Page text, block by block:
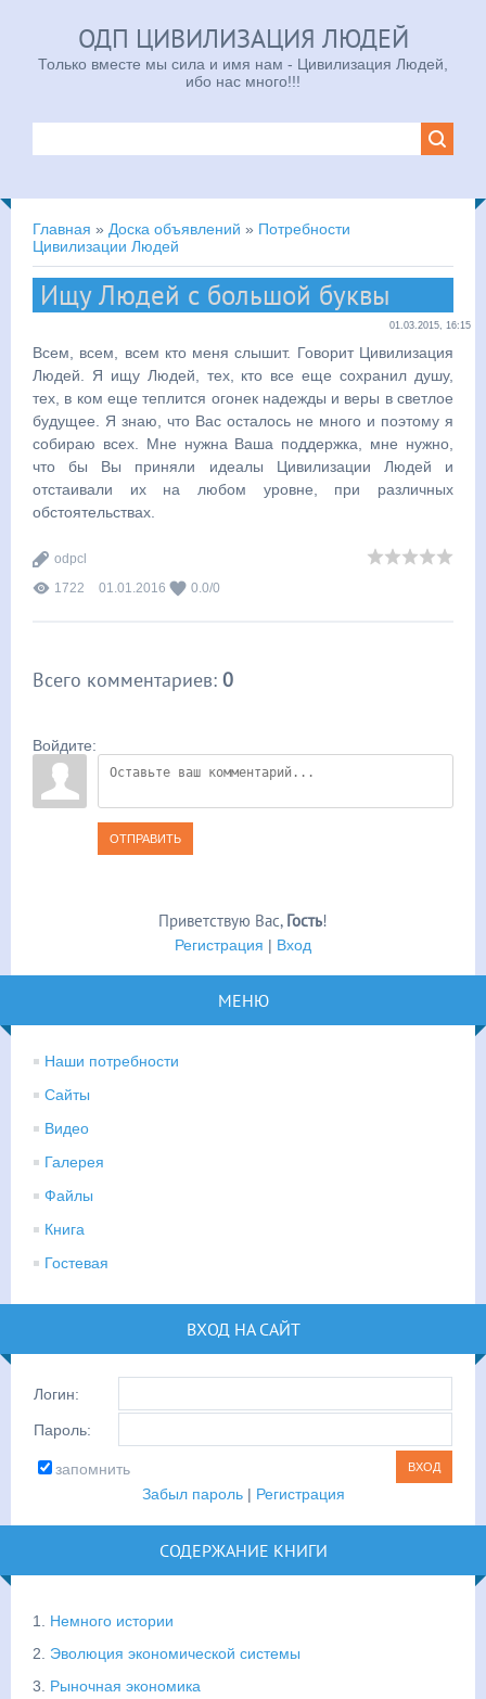
ОДП ЦИВИЛИЗАЦИЯ ЛЮДЕЙ
Только вместе мы сила и имя нам - Цивилизация Людей,
ибо нас много!!!
Главная » Доска объявлений » Потребности
Цивилизации Людей
Ищу Людей с большой буквы
01.03.2015, 16:15
Всем, всем, всем кто меня слышит. Говорит Цивилизация
Людей. Я ищу Людей, тех, кто все еще сохранил душу,
тех, в ком еще теплится огонек надежды и веры в светлое
будущее. Я знаю, что Вас осталось не много и поэтому я
собираю всех. Мне нужна Ваша поддержка, мне нужно,
что бы Вы приняли идеалы Цивилизации Людей и
отстаивали их на любом уровне, при различных
обстоятельствах.
odpcl
1722
01.01.2016 0.0/0
Всего комментариев: 0
Войдите:
ОТПРАВИТЬ
Приветствую Вас, Гость!
Регистрация | Вход
МЕНЮ
Наши потребности
Сайты
Видео
Галерея
Файлы
Книга
Гостевая
ВХОД НА САЙТ
Логин:
Пароль:
запомнить
Забыл пароль| Регистрация
СОДЕРЖАНИЕ КНИГИ
1. Немного истории
2. Эволюция экономической системы
3. Рыночная экономика